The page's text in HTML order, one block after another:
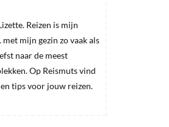
Reizen is mijn
met mijn gezin zo vaak als
naar de meest
Op Reismuts vind
tips voor jouw reizen.